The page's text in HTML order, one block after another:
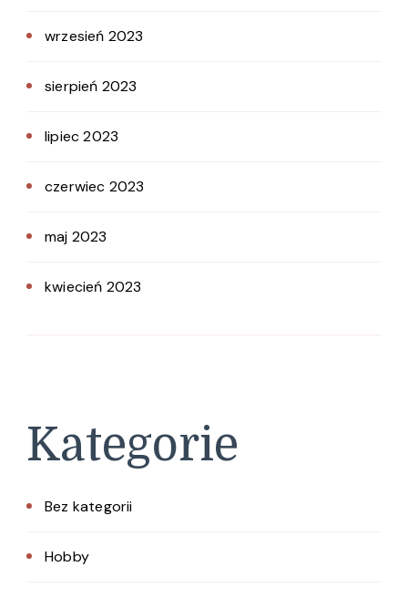
wrzesień 2023
sierpień 2023
lipiec 2023
czerwiec 2023
maj 2023
kwiecień 2023
Kategorie
Bez kategorii
Hobby